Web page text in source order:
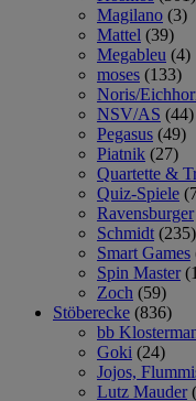
Magilano (3)
Mattel (39)
Megableu (4)
moses (133)
Noris/
NSV/AS (44)
Pegasus (49)
Piatnik (27)
Quartette &
Quiz-Spiele
Ravensburger
Schmidt (235)
Smart Games
Spin Master
Zoch (59)
Stöberecke (836)
bb
Goki (24)
Jojos,
Lutz Mauder